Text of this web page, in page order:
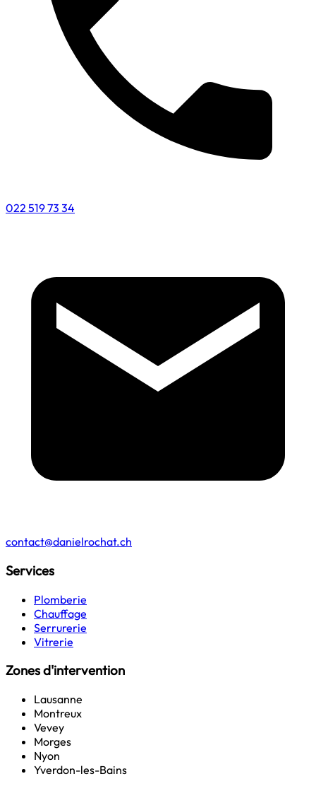
022 519 73 34
contact@danielrochat.ch
Services
Plomberie
Chauffage
Serrurerie
Vitrerie
Zones d'intervention
Lausanne
Montreux
Vevey
Morges
Nyon
Yverdon-les-Bains